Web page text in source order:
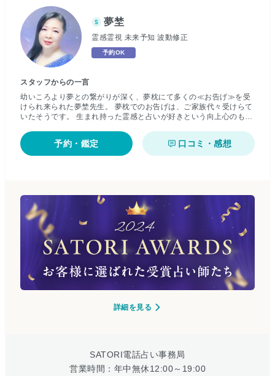
夢埜
霊感霊視 未来予知 波動修正
予約OK
スタッフからの一言
幼いころより夢との繋がりが深く、夢枕にて多くの≪お告げ≫を受
けられ来られた夢埜先生。 夢枕でのお告げは、ご家族代々受けらて
いたそうです。 生まれ持った霊感と占いが好きという向上心のも
としても多種方面で活躍されてますので、行き詰りを感じてしまっ
た時、なんだかうまくいかないと感じたときに特におススメしたい
先生です。癒しと導きをご相談者様にもたらしてくださるでしょ
予約・鑑定 口コミ・感想
詳細を見る
SATORI電話占い事務局
営業時間：年中無休12:00～19:00